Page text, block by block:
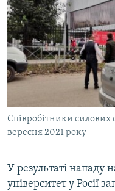
СПЕЦПРОЕКТИ
ДЕПОРТАЦІЯ
ВІДЕОУРОКИ «ELIFBE»
СВІДЧЕННЯ ОКУПАЦІЇ
УКРАЇНСЬКА ПРОБЛЕМА
ІНФОГРАФІКА
ЯК ОБІЙТИ
Русский
ДОЛУЧАЙСЯ!
Усі сайти RFE/RL
Співробітники силових
вересня 2021 року
У результаті
університет у Росії